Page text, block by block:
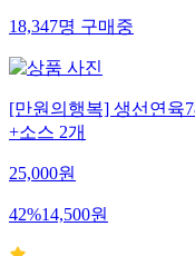
18,347명 구매중
[만원의행복] 생선연육
+소스 2개
25,000원
42%14,500원